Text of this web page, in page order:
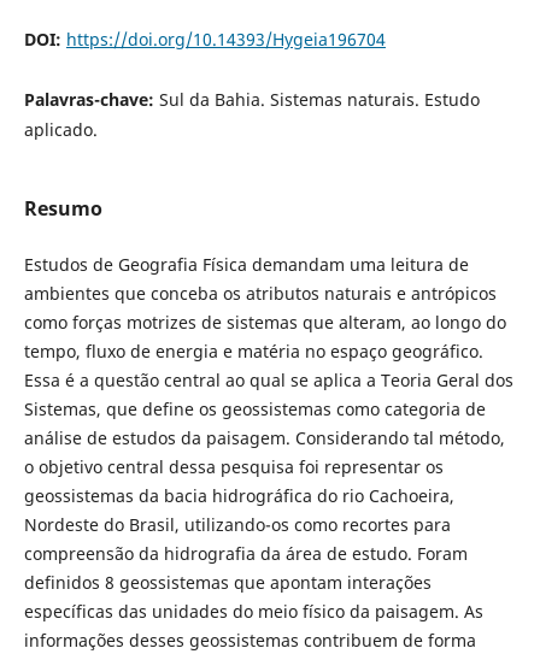
DOI: https://doi.org/10.14393/Hygeia196704
Palavras-chave: Sul da Bahia. Sistemas naturais. Estudo
aplicado.
Resumo
Estudos de Geografia Física demandam uma leitura de
ambientes que conceba os atributos naturais e antrópicos
como forças motrizes de sistemas que alteram, ao longo do
tempo, fluxo de energia e matéria no espaço geográfico.
Essa é a questão central ao qual se aplica a Teoria Geral dos
Sistemas, que define os geossistemas como categoria de
análise de estudos da paisagem. Considerando tal método,
o objetivo central dessa pesquisa foi representar os
geossistemas da bacia hidrográfica do rio Cachoeira,
Nordeste do Brasil, utilizando-os como recortes para
compreensão da hidrografia da área de estudo. Foram
definidos 8 geossistemas que apontam interações
específicas das unidades do meio físico da paisagem. As
informações desses geossistemas contribuem de forma